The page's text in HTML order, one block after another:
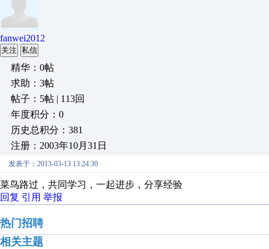
fanwei2012
关注 私信
精华：0帖
求助：3帖
帖子：5帖 | 113回
年度积分：0
历史总积分：381
注册：2003年10月31日
发表于：2013-03-13 13:24:30
菜鸟路过，共同学习，一起进步，分享经验
回复 引用 举报
热门招聘
相关主题